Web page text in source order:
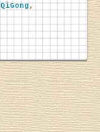
H
u
QiGong,